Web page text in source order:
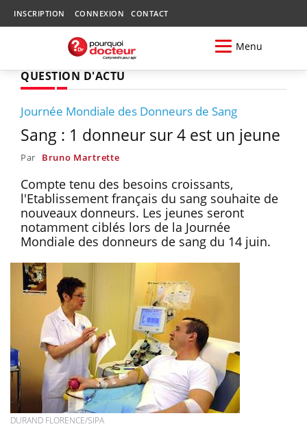
INSCRIPTION CONNEXION CONTACT
Menu
QUESTION D'ACTU
Journée Mondiale des Donneurs de Sang
Sang : 1 donneur sur 4 est un jeune
Par Bruno Martrette
Compte tenu des besoins croissants,
l'Etablissement français du sang souhaite de
nouveaux donneurs. Les jeunes seront
notamment ciblés lors de la Journée
Mondiale des donneurs de sang du 14 juin.
DURAND FLORENCE/SIPA